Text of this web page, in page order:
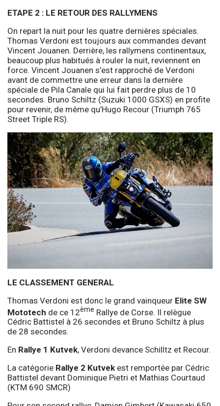
ETAPE 2 : LE RETOUR DES RALLYMENS
On repart la nuit pour les quatre dernières spéciales.
Thomas Verdoni est toujours aux commandes devant
Vincent Jouanen. Derrière, les rallymens continentaux,
beaucoup plus habitués à rouler la nuit, reviennent en
force. Vincent Jouanen s’est rapproché de Verdoni
avant de commettre une erreur dans la dernière
spéciale de Pila Canale qui lui fait perdre plus de 10
secondes. Bruno Schiltz (Suzuki 1000 GSXS) en profite
pour revenir, de même qu’Hugo Recour (Triumph 765
Street Triple RS).
LE CLASSEMENT GENERAL
Thomas Verdoni est donc le grand vainqueur Elite SW
Mototech de ce 12ème Rallye de Corse. Il relègue
Cédric Battistel à 26 secondes et Bruno Schiltz à plus
de 28 secondes.
En Rallye 1 Kutvek, Verdoni devance Schilltz et Recour.
La catégorie Rallye 2 Kutvek est remportée par Cédric
Battistel devant Dominique Pietri et Mathias Courtaud
(KTM 690 SMCR)